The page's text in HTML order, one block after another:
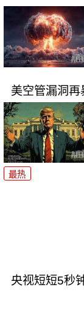
美空管漏洞
最热
央视短短5秒